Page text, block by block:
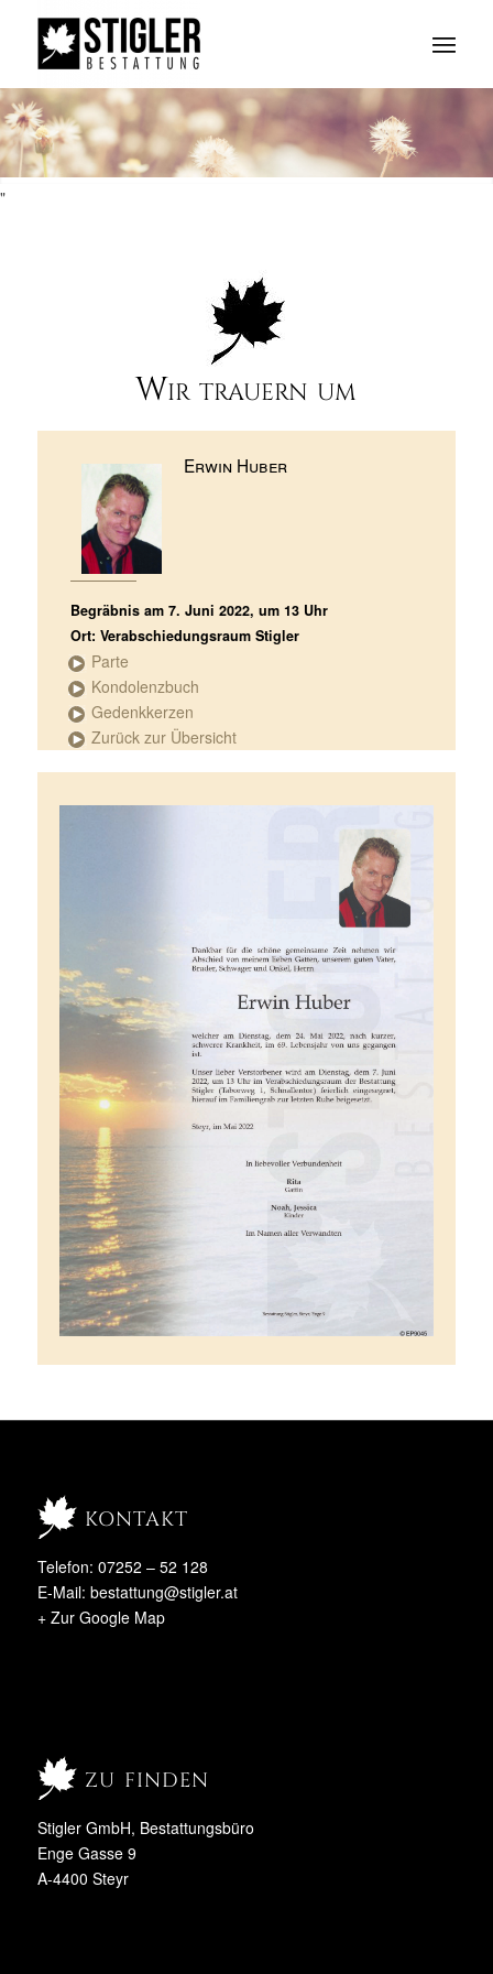
"
Wir trauern um
Erwin Huber
Begräbnis am 7. Juni 2022, um 13 Uhr
Ort: Verabschiedungsraum Stigler
Parte
Kondolenzbuch
Gedenkkerzen
Zurück zur Übersicht
kontakt
Telefon: 07252 – 52 128
E-Mail: bestattung@stigler.at
+ Zur Google Map
zu finden
Stigler GmbH, Bestattungsbüro
Enge Gasse 9
A-4400 Steyr